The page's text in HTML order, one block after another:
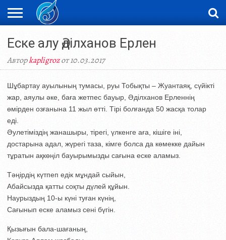
ЖАҢАЛЫҚТАР
НОВОСТИ
ВИДЕО
ФОТОРЕПОРТАЖИ
ОРКЕН
Еске алу Әділханов Ерлен
Авторkapligrozот 10.03.2017
Шұбартау ауылының тумасы, руы Тобықты – Жуантаяқ, сүйікті
жар, аяулы әке, баға жетпес бауыр, Әділханов Ерленнің
өмірден озғанына 11 жыл өтті. Тірі болғанда 50 жасқа толар
еді.
Әулетіміздің жанашыры, тірегі, үлкенге аға, кішіге іні,
достарына адал, жүрегі таза, кімге болса да көмекке дайын
тұратын ақкөңіл бауырымызды сағына еске аламыз.
Тәңірдің күтпеп едік мұндай сыйын,
Абайсызда қатты соқты дүлей құйын.
Наурыздың 10-ы күні туған күнің,
Сағынып еске аламыз сені бүгін.
Қызығын бала-шағаның,